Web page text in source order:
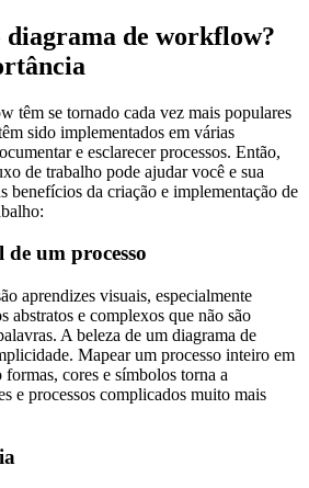
diagrama de workflow?
têm se tornado cada vez mais populares
sido implementados em várias
e esclarecer processos. Então,
de trabalho pode ajudar você e sua
benefícios da criação e implementação de
um processo
aprendizes visuais, especialmente
abstratos e complexos que não são
A beleza de um diagrama de
Mapear um processo inteiro em
cores e símbolos torna a
e processos complicados muito mais